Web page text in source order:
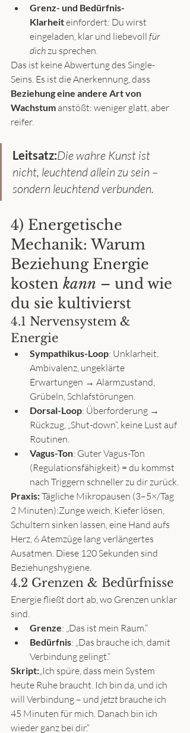
Grenz- und Bedürfnis-
Klarheit einfordert: Du wirst
eingeladen, klar und liebevoll für
dich zu sprechen.
Das ist keine Abwertung des Single-
Seins. Es ist die Anerkennung, dass
Beziehung eine andere Art von
Wachstum anstößt: weniger glatt, aber
reifer.
Leitsatz:Die wahre Kunst ist
nicht, leuchtend allein zu sein –
sondern leuchtend verbunden.
4) Energetische
Mechanik: Warum
Beziehung Energie
kosten kann – und wie
du sie kultivierst
4.1 Nervensystem &
Energie
Sympathikus-Loop: Unklarheit,
Ambivalenz, ungeklärte
Erwartungen → Alarmzustand,
Grübeln, Schlafstörungen.
Dorsal-Loop: Überforderung →
Rückzug, „Shut-down“, keine Lust auf
Routinen.
Vagus-Ton: Guter Vagus-Ton
(Regulationsfähigkeit) = du kommst
nach Triggern schneller zu dir zurück.
Praxis: Tägliche Mikropausen (3–5×/Tag
2 Minuten):Zunge weich, Kiefer lösen,
Schultern sinken lassen, eine Hand aufs
Herz, 6 Atemzüge lang verlängertes
Ausatmen. Diese 120 Sekunden sind
Beziehungshygiene.
4.2 Grenzen & Bedürfnisse
Energie fließt dort ab, wo Grenzen unklar
sind.
Grenze: „Das ist mein Raum.“
Bedürfnis: „Das brauche ich, damit
Verbindung gelingt.“
Skript:„Ich spüre, dass mein System
heute Ruhe braucht. Ich bin da, und ich
will Verbindung – und jetzt brauche ich
45 Minuten für mich. Danach bin ich
wieder ganz bei dir.“